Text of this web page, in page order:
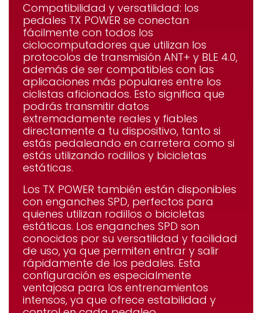
Compatibilidad y versatilidad: los
pedales TX POWER se conectan
fácilmente con todos los
ciclocomputadores que utilizan los
protocolos de transmisión ANT+ y BLE 4.0,
además de ser compatibles con las
aplicaciones más populares entre los
ciclistas aficionados. Esto significa que
podrás transmitir datos
extremadamente reales y fiables
directamente a tu dispositivo, tanto si
estás pedaleando en carretera como si
estás utilizando rodillos y bicicletas
estáticas.
Los TX POWER también están disponibles
con enganches SPD, perfectos para
quienes utilizan rodillos o bicicletas
estáticas. Los enganches SPD son
conocidos por su versatilidad y facilidad
de uso, ya que permiten entrar y salir
rápidamente de los pedales. Esta
configuración es especialmente
ventajosa para los entrenamientos
intensos, ya que ofrece estabilidad y